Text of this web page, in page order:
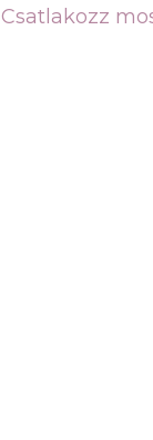
Csatlakozz